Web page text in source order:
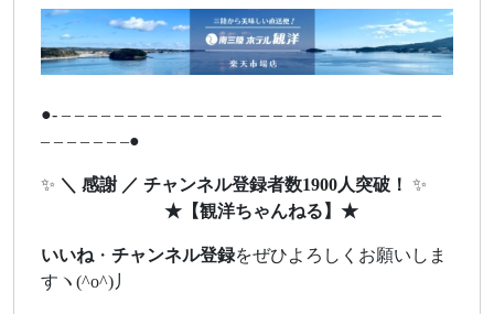
●- – – – – – – – – – – – – – – – – – – – – – – – – – – – – –
– – – – – – –●
✨ ＼ 感謝 ／ チャンネル登録者数1900人突破！ ✨
★ 【観洋ちゃんねる】 ★
いいね ・ チャンネル登録をぜひよろしくお願いしま
すヽ(^o^)丿